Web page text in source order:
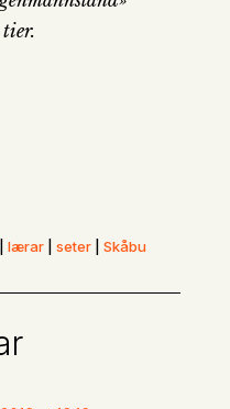
tier.
lærar| seter| Skåbu